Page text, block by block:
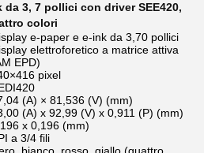
da 3, 7 pollici con driver SEE420,
colori
e-paper e e-ink da 3,70 pollici
elettroforetico a matrice attiva
EPD)
pixel
(A) × 81,536 (V) (mm)
(A) x 92,99 (V) x 0,911 (P) (mm)
x 0,196 (mm)
a 3/4 fili